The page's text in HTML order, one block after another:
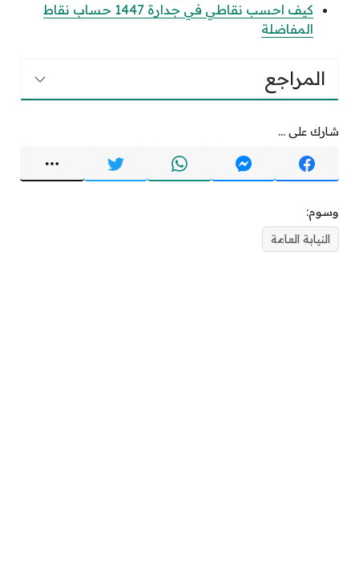
كيف احسب نقاطي في جدارة 1447 حساب نقاط
المفاضلة
المراجع
شارك على ...
وسوم:
النيابة العامة